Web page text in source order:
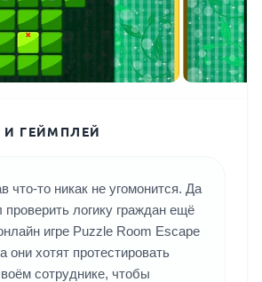
И ГЕЙМПЛЕЙ
что-то никак не угомонится. Да
логику граждан ещё
игре Puzzle Room Escape
они хотят протестировать
сотруднике, чтобы